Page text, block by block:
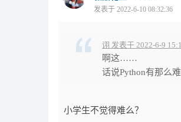
发表于 2022-6-10 08:32:36
诩 发表于 2022-6-9
啊这……
话说Python有那么
小学生不觉得难么？